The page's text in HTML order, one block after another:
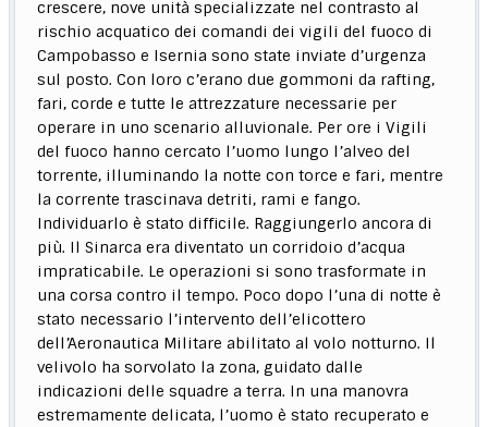
crescere, nove unità specializzate nel contrasto al
rischio acquatico dei comandi dei vigili del fuoco di
Campobasso e Isernia sono state inviate d’urgenza
sul posto. Con loro c’erano due gommoni da rafting,
fari, corde e tutte le attrezzature necessarie per
operare in uno scenario alluvionale. Per ore i Vigili
del fuoco hanno cercato l’uomo lungo l’alveo del
torrente, illuminando la notte con torce e fari, mentre
la corrente trascinava detriti, rami e fango.
Individuarlo è stato difficile. Raggiungerlo ancora di
più. Il Sinarca era diventato un corridoio d’acqua
impraticabile. Le operazioni si sono trasformate in
una corsa contro il tempo. Poco dopo l’una di notte è
stato necessario l’intervento dell’elicottero
dell’Aeronautica Militare abilitato al volo notturno. Il
velivolo ha sorvolato la zona, guidato dalle
indicazioni delle squadre a terra. In una manovra
estremamente delicata, l’uomo è stato recuperato e